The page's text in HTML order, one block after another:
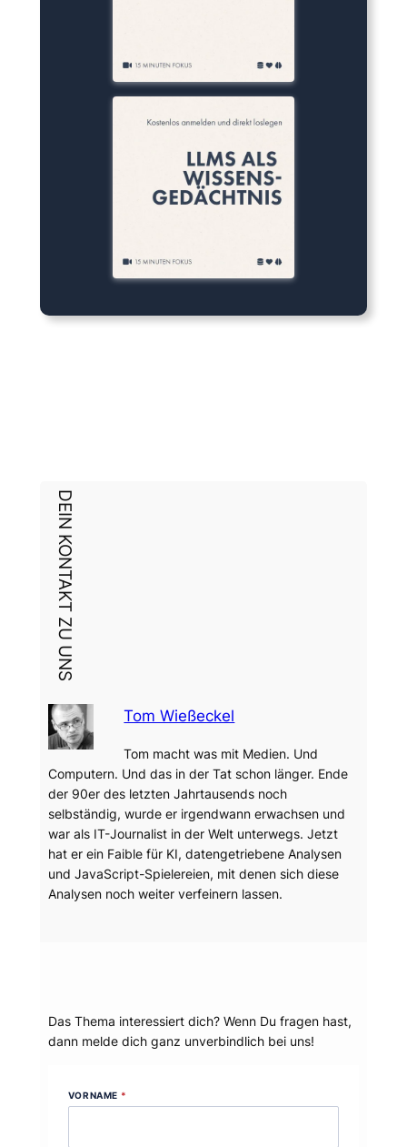
DEIN KONTAKT ZU UNS
Tom Wießeckel
Tom macht was mit Medien. Und
Computern. Und das in der Tat schon länger. Ende
der 90er des letzten Jahrtausends noch
selbständig, wurde er irgendwann erwachsen und
war als IT-Journalist in der Welt unterwegs. Jetzt
hat er ein Faible für KI, datengetriebene Analysen
und JavaScript-Spielereien, mit denen sich diese
Analysen noch weiter verfeinern lassen.
Das Thema interessiert dich? Wenn Du fragen hast,
dann melde dich ganz unverbindlich bei uns!
VORNAME *